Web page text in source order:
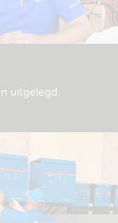
uitgelegd.